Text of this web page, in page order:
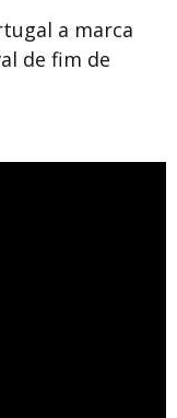
a marca
de fim de